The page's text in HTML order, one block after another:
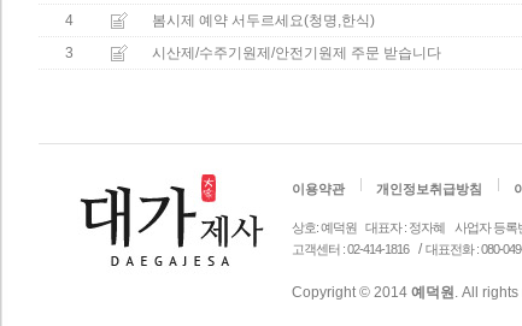
4
봄시제 예약 서두르세요(청명,한식)
3
시산제/수주기원제/안전기원제 주문 받습니다
이용약관 개인정보취급방침
상호: 예덕원 대표자 : 정자혜 사업자 등록
고객센터 : 02-414-1816
/대표전화 : 080-
Copyright © 2014 예덕원 . All